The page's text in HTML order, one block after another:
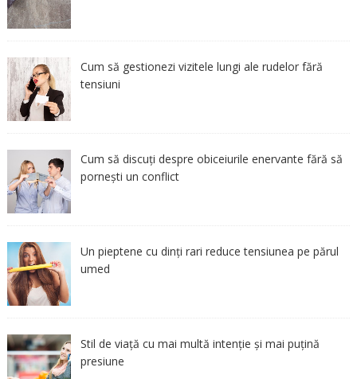
Cum să gestionezi vizitele lungi ale rudelor fără
tensiuni
Cum să discuți despre obiceiurile enervante fără să
pornești un conflict
Un pieptene cu dinți rari reduce tensiunea pe părul
umed
Stil de viață cu mai multă intenție și mai puțină
presiune